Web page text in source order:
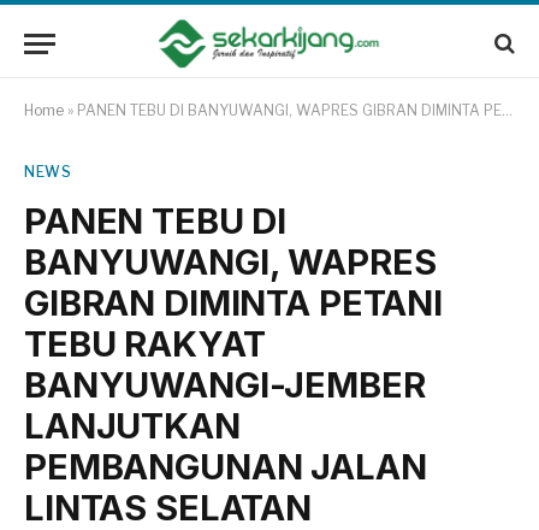
Home » PANEN TEBU DI BANYUWANGI, WAPRES GIBRAN DIMINTA PETANI TEBU RAKYAT BANYUWANGI-JEMBER LANJUTKAN PEMBANGUNAN JALAN LINTAS SELATAN
NEWS
PANEN TEBU DI
BANYUWANGI, WAPRES
GIBRAN DIMINTA PETANI
TEBU RAKYAT
BANYUWANGI-JEMBER
LANJUTKAN
PEMBANGUNAN JALAN
LINTAS SELATAN